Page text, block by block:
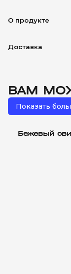
О продукте
Доставка
ВАМ
Показать
Бежевый